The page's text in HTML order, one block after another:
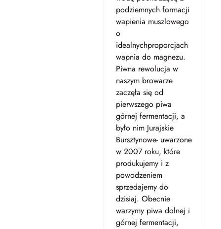
podziemnych formacji
wapienia muszlowego
o
idealnychproporcjach
wapnia do magnezu.
Piwna rewolucja w
naszym browarze
zaczęła się od
pierwszego piwa
górnej fermentacji, a
było nim Jurajskie
Bursztynowe- uwarzone
w 2007 roku, które
produkujemy i z
powodzeniem
sprzedajemy do
dzisiaj. Obecnie
warzymy piwa dolnej i
górnej fermentacji,